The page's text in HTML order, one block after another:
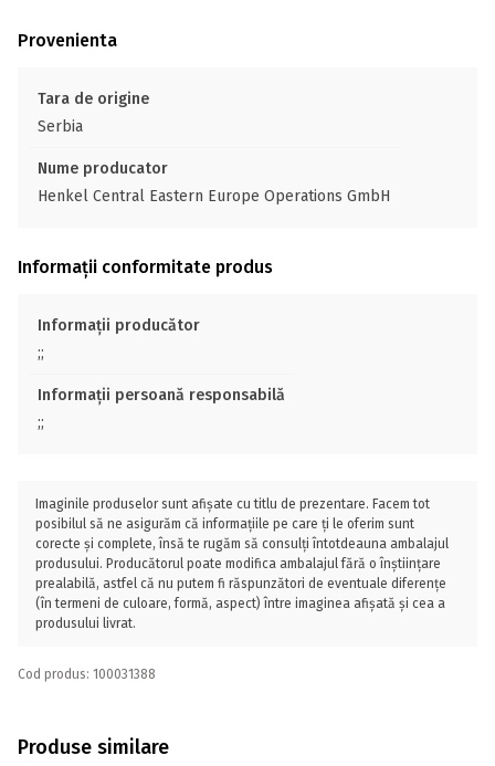
Provenienta
Tara de origine
Serbia
Nume producator
Henkel Central Eastern Europe Operations GmbH
Informații conformitate produs
Informații producător
;;
Informații persoană responsabilă
;;
Imaginile produselor sunt afișate cu titlu de prezentare. Facem tot
posibilul să ne asigurăm că informațiile pe care ți le oferim sunt
corecte și complete, însă te rugăm să consulți întotdeauna ambalajul
produsului. Producătorul poate modifica ambalajul fără o înștiințare
prealabilă, astfel că nu putem fi răspunzători de eventuale diferențe
(în termeni de culoare, formă, aspect) între imaginea afișată și cea a
produsului livrat.
Cod produs: 100031388
Produse similare